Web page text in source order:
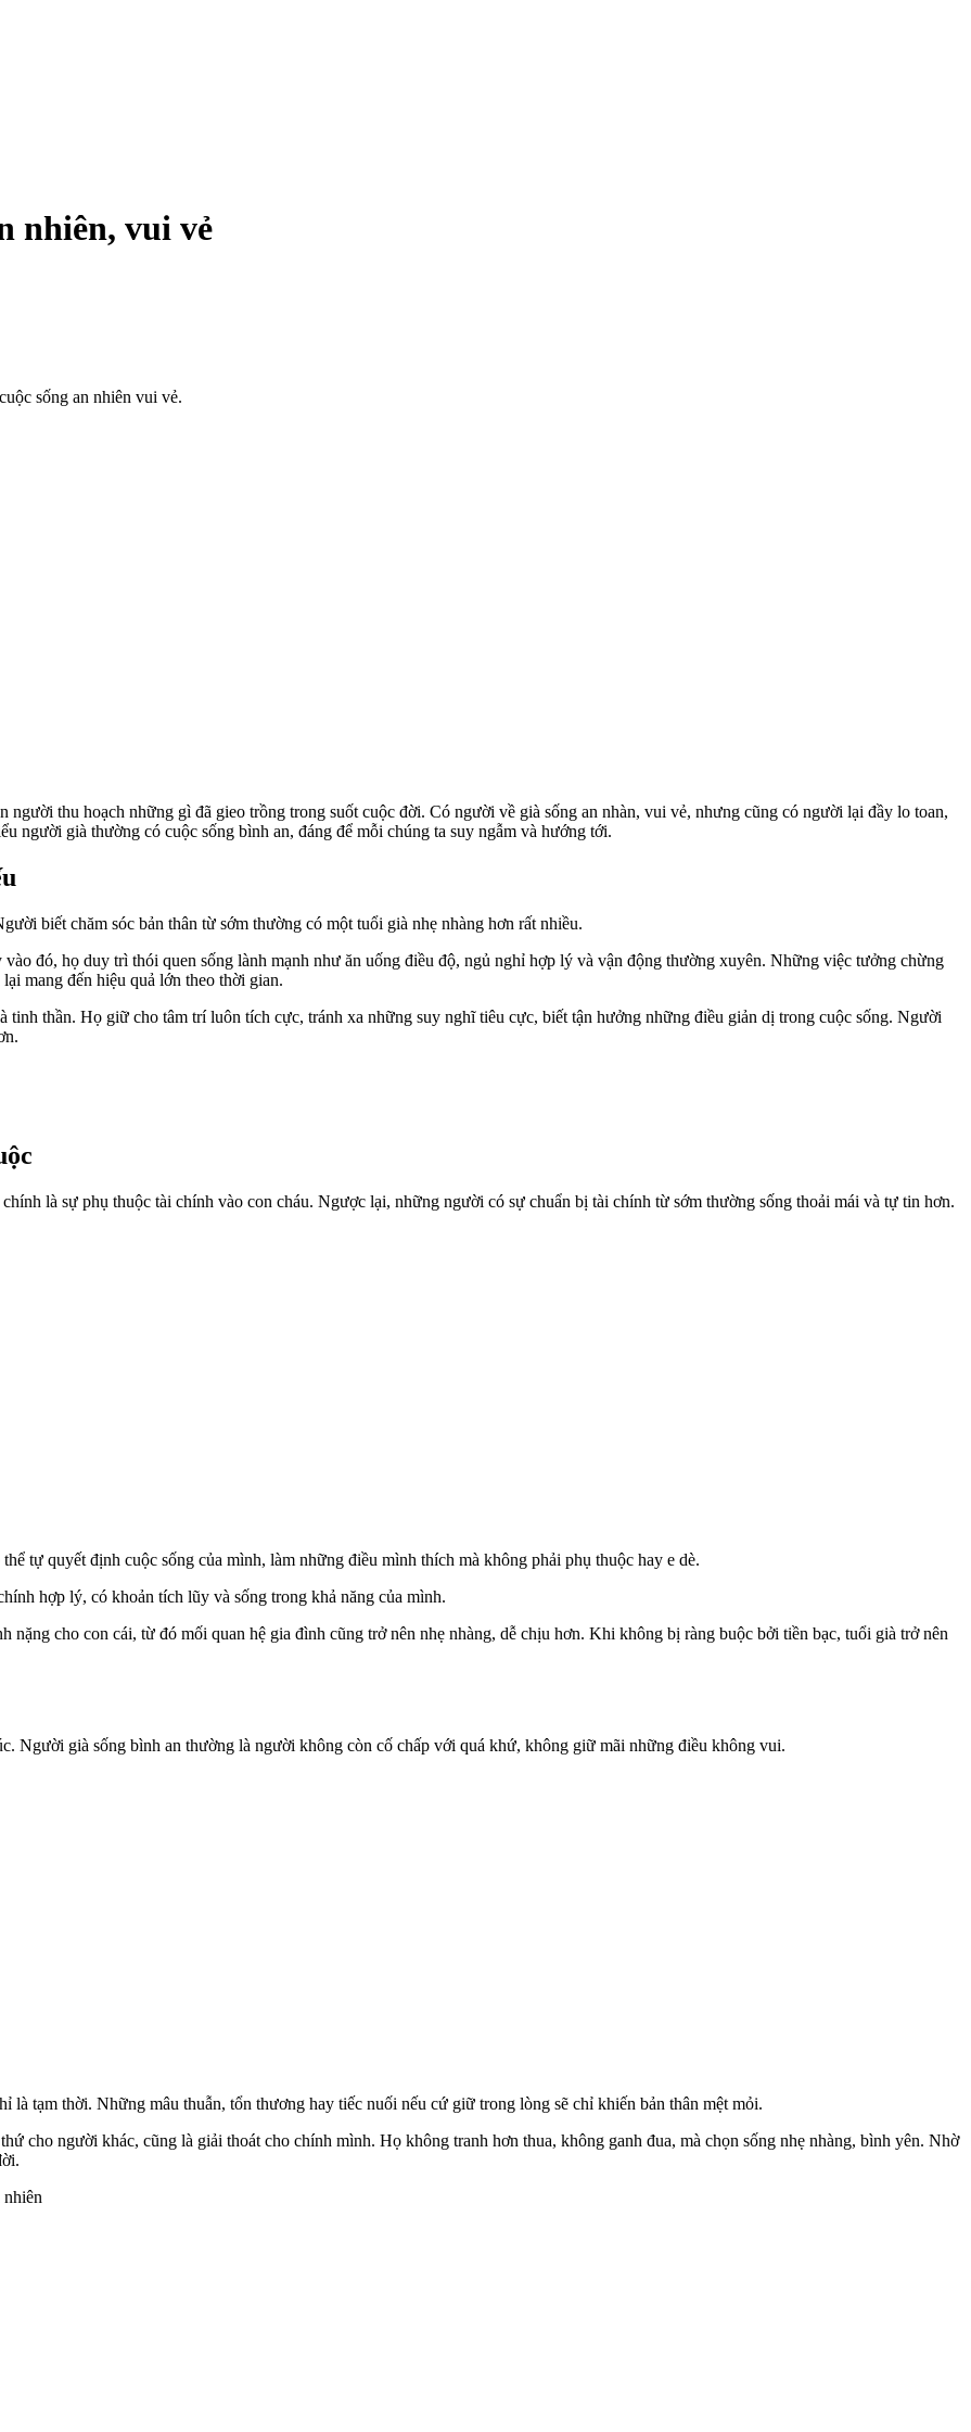
nhiên, vui vẻ
sống an nhiên vui vẻ.
thu hoạch những gì đã gieo trồng trong suốt cuộc đời. Có người về già sống an nhàn, vui vẻ, nhưng cũng có người lại đầy lo toan,
người già thường có cuộc sống bình an, đáng để mỗi chúng ta suy ngẫm và hướng tới.
biết chăm sóc bản thân từ sớm thường có một tuổi già nhẹ nhàng hơn rất nhiều.
đó, họ duy trì thói quen sống lành mạnh như ăn uống điều độ, ngủ nghỉ hợp lý và vận động thường xuyên. Những việc tưởng chừng
mang đến hiệu quả lớn theo thời gian.
tinh thần. Họ giữ cho tâm trí luôn tích cực, tránh xa những suy nghĩ tiêu cực, biết tận hưởng những điều giản dị trong cuộc sống. Người
là sự phụ thuộc tài chính vào con cháu. Ngược lại, những người có sự chuẩn bị tài chính từ sớm thường sống thoải mái và tự tin hơn.
tự quyết định cuộc sống của mình, làm những điều mình thích mà không phải phụ thuộc hay e dè.
hợp lý, có khoản tích lũy và sống trong khả năng của mình.
cho con cái, từ đó mối quan hệ gia đình cũng trở nên nhẹ nhàng, dễ chịu hơn. Khi không bị ràng buộc bởi tiền bạc, tuổi già trở nên
Người già sống bình an thường là người không còn cố chấp với quá khứ, không giữ mãi những điều không vui.
là tạm thời. Những mâu thuẫn, tổn thương hay tiếc nuối nếu cứ giữ trong lòng sẽ chỉ khiến bản thân mệt mỏi.
cho người khác, cũng là giải thoát cho chính mình. Họ không tranh hơn thua, không ganh đua, mà chọn sống nhẹ nhàng, bình yên. Nhờ